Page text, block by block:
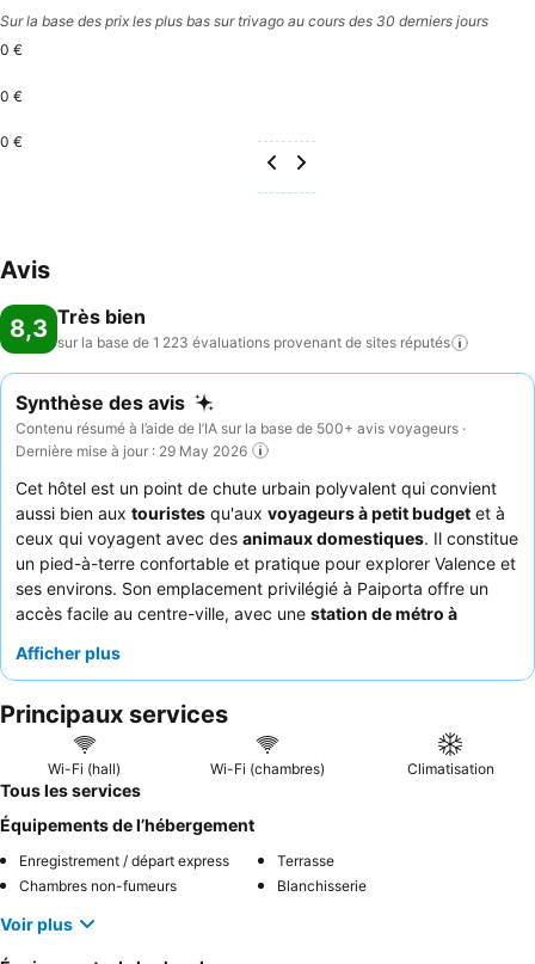
Sur la base des prix les plus bas sur trivago au cours des 30 derniers jours
0 €
0 €
0 €
Avis
8,3 Très bien
sur la base de 1 223 évaluations provenant de sites réputés
Synthèse des avis
Contenu résumé à l’aide de l’IA sur la base de 500+ avis voyageurs ·
Dernière mise à jour : 29 May 2026
Cet hôtel est un point de chute urbain polyvalent qui convient
aussi bien aux touristes qu'aux voyageurs à petit budget et à
ceux qui voyagent avec des animaux domestiques. Il constitue
un pied-à-terre confortable et pratique pour explorer Valence et
ses environs. Son emplacement privilégié à Paiporta offre un
accès facile au centre-ville, avec une station de métro à
seschambres spacieuses et confortables
luxueux. Les clients apprécient constamment le
amical et attentionné
et la qualité exceptionnelle du
petit-
déjeuner de la cafétéria
, des grillades et de la paella
traditionnelle. Pour une expérience plus calme, les clients
doivent demander une chambre éloignée du niveau de la rue.
Afficher plus
Principaux services
Wi-Fi (hall) Wi-Fi (chambres) Climatisation
Tous les services
Équipements de l’hébergement
Enregistrement / départ express
Terrasse
Chambres non-fumeurs
Blanchisserie
Voir plus